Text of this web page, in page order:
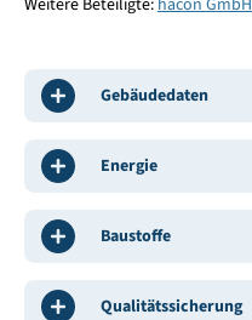
Gebäudedaten
Energie
Baustoffe
Qualitätssicherung